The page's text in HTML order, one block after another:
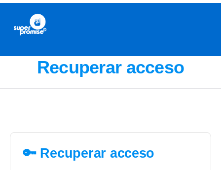
Recuperar acceso
🔑 Recuperar acceso